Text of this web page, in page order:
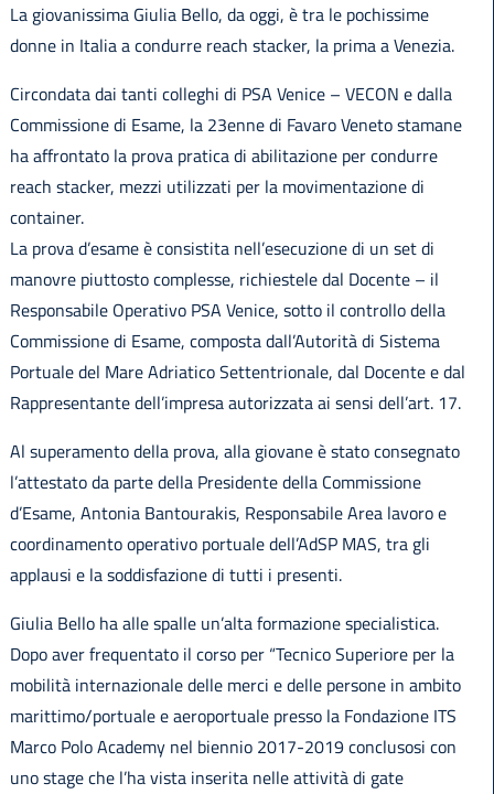
La giovanissima Giulia Bello, da oggi, è tra le pochissime
donne in Italia a condurre reach stacker, la prima a Venezia.
Circondata dai tanti colleghi di PSA Venice – VECON e dalla
Commissione di Esame, la 23enne di Favaro Veneto stamane
ha affrontato la prova pratica di abilitazione per condurre
reach stacker, mezzi utilizzati per la movimentazione di
container.
La prova d’esame è consistita nell’esecuzione di un set di
manovre piuttosto complesse, richiestele dal Docente – il
Responsabile Operativo PSA Venice, sotto il controllo della
Commissione di Esame, composta dall’Autorità di Sistema
Portuale del Mare Adriatico Settentrionale, dal Docente e dal
Rappresentante dell’impresa autorizzata ai sensi dell’art. 17.
Al superamento della prova, alla giovane è stato consegnato
l’attestato da parte della Presidente della Commissione
d’Esame, Antonia Bantourakis, Responsabile Area lavoro e
coordinamento operativo portuale dell’AdSP MAS, tra gli
applausi e la soddisfazione di tutti i presenti.
Giulia Bello ha alle spalle un’alta formazione specialistica.
Dopo aver frequentato il corso per “Tecnico Superiore per la
mobilità internazionale delle merci e delle persone in ambito
marittimo/portuale e aeroportuale presso la Fondazione ITS
Marco Polo Academy nel biennio 2017-2019 conclusosi con
uno stage che l’ha vista inserita nelle attività di gate